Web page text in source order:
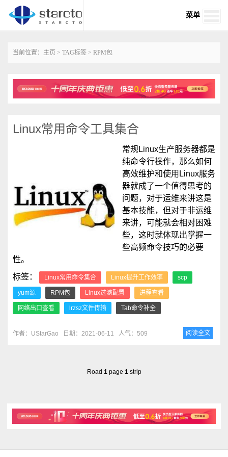
菜单
当前位置： 主页 > TAG标签 > RPM包
Linux常用命令工具集合
常规Linux生产服务器都是
纯命令行操作，那么如何
高效维护和使用Linux服务
器就成了一个值得思考的
问题，对于运维来讲这是
基本技能，但对于非运维
来讲，可能就会相对困难
些，这时就体现出掌握一
些高频命令技巧的必要
性。
标签：
Linux常用命令集合 Linux提升工作效率 scp
yum源 RPM包 Linux过滤配置 进程查看
网络出口查看 lrzsz文件传输 Tab命令补全
作者：UStarGao 日期：2021-06-11 人气：509 阅读全文
Road 1page 1strip